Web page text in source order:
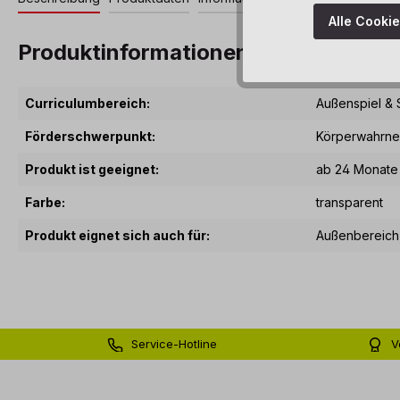
Produktinformationen "Eimer
Curriculumbereich: Außenspiel &
Förderschwerpunkt:
Produkt ist geeignet: ab 24 Monate
Farbe: transparent
Produkt eignet sich auch für: Außenbereich
Service-Hotline
Alle